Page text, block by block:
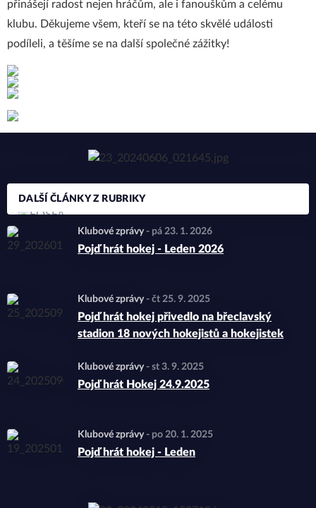
DALŠÍ ČLÁNKY Z RUBRIKY
Klubové zprávy - pá 23. 1. 2026
Pojď hrát hokej - Leden 2026
Klubové zprávy - čt 25. 9. 2025
Pojď hrát hokej přivedlo na břeclavský
stadion 18 nových hokejistů a hokejistek
Klubové zprávy - st 3. 9. 2025
Pojď hrát Hokej 24.9.2025
Klubové zprávy - po 20. 1. 2025
Pojď hrát hokej - Leden
přinášejí radost nejen hráčům, ale i fanouškům a celému
klubu. Děkujeme všem, kteří se na této skvělé události
podíleli, a těšíme se na další společné zážitky!